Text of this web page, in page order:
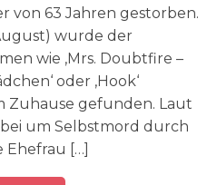
von 63 Jahren gestorben.
wurde der
wie ‚Mrs. Doubtfire –
oder ‚Hook‘
Zuhause gefunden. Laut
um Selbstmord durch
Ehefrau […]